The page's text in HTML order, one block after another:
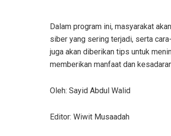
Dalam program ini, masyarakat
siber yang sering terjadi, serta
juga akan diberikan tips untuk
memberikan manfaat dan
Oleh: Sayid Abdul Walid
Editor: Wiwit Musaadah